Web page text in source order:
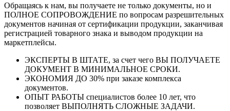
Обращаясь к нам, вы получаете не только документы, но и
ПОЛНОЕ СОПРОВОЖДЕНИЕ по вопросам разрешительных
документов начиная от сертификации продукции, заканчивая
регистрацией товарного знака и выводом продукции на
маркетплейсы.
ЭКСПЕРТЫ В ШТАТЕ, за счет чего ВЫ ПОЛУЧАЕТЕ
ДОКУМЕНТ В МИНИМАЛЬНОЕ СРОКИ.
ЭКОНОМИЯ ДО 30% при заказе комплекса
документов.
ОПЫТ РАБОТЫ специалистов более 10 лет, что
позволяет ВЫПОЛНЯТЬ СЛОЖНЫЕ ЗАДАЧИ.